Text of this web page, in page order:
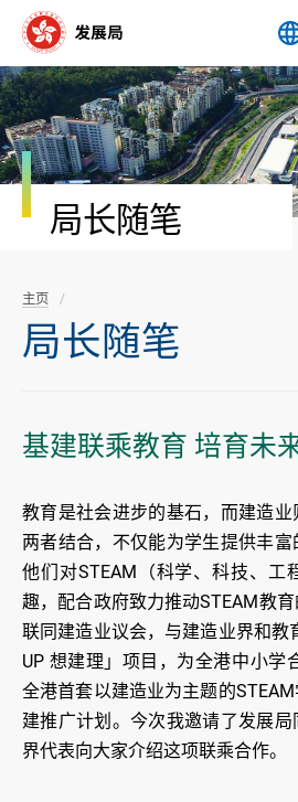
容
开
始
局长随笔
主页
局长随笔
基建联乘教育 培育未
教育是社会进步的基石，而建造业
两者结合，不仅能为学生提供丰
他们对STEAM（科学、科技、工
趣，配合政府致力推动STEAM教
联同建造业议会，与建造业界和教
UP 想建理」项目，为全港中小学
全港首套以建造业为主题的
建推广计划。今次我邀请了发展
界代表向大家介绍这项联乘合作。